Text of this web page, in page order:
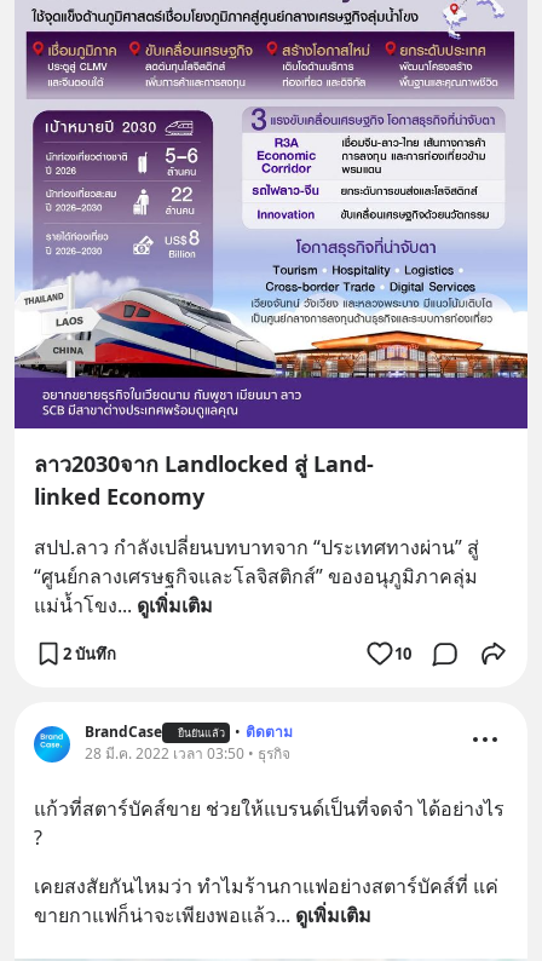
ลาว2030จาก Landlocked สู่ Land-
linked Economy
สปป.ลาว กำลังเปลี่ยนบทบาทจาก “ประเทศทางผ่าน” สู่
“ศูนย์กลางเศรษฐกิจและโลจิสติกส์” ของอนุภูมิภาคลุ่ม
แม่น้ำโขง... ดูเพิ่มเติม
2 บันทึก 10
BrandCase ยืนยันแล้ว • ติดตาม
28 มี.ค. 2022 เวลา 03:50 • ธุรกิจ
แก้วที่สตาร์บัคส์ขาย ช่วยให้แบรนด์เป็นที่จดจำ ได้อย่างไร
?
เคยสงสัยกันไหมว่า ทำไมร้านกาแฟอย่างสตาร์บัคส์ที่ แค่
ขายกาแฟก็น่าจะเพียงพอแล้ว... ดูเพิ่มเติม